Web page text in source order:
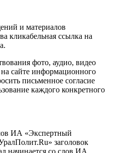
и материалов
кликабельная ссылка на
фото, аудио, видео
сайте информационного
письменное согласие
каждого конкретного
ИА «Экспертный
заголовок
начинается со слов ИА